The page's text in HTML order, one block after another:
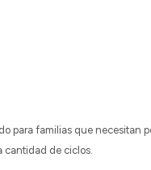
para familias que
cantidad de ciclos.